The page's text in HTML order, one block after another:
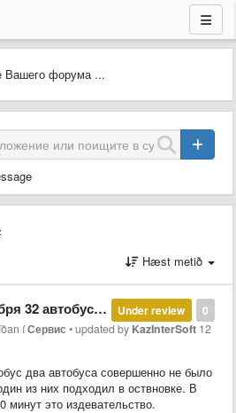
Вашего форума ...
Hæst metið
0
Under review
подходил в оствновке. В такой мороз и стоять по 40 минут это издевательство.
íСервис •updated by KazInterSoft 12
два автобуса совершенно не было
из них подходил в оствновке. В
минут это издевательство.